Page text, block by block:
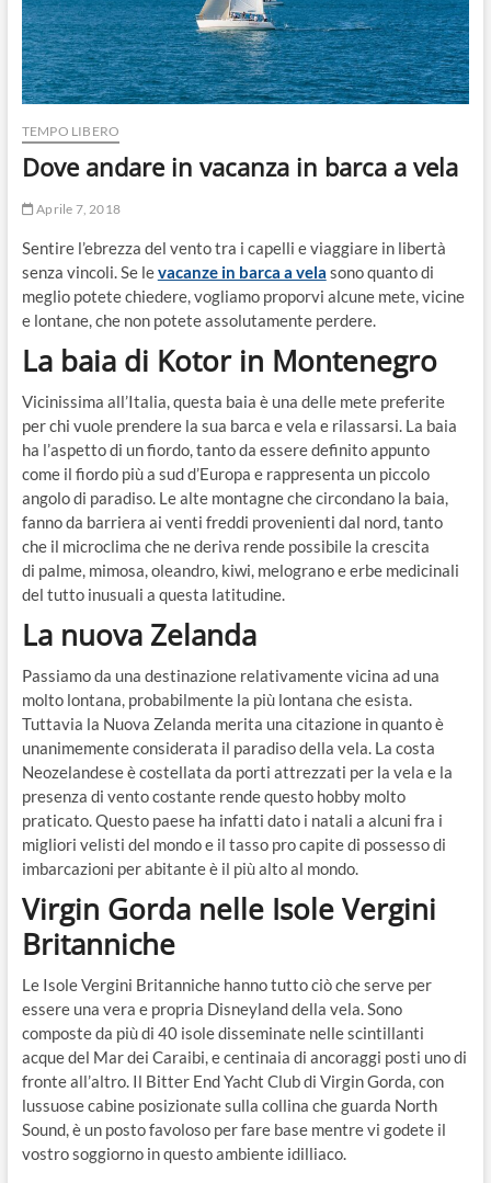
TEMPO LIBERO
Dove andare in vacanza in barca a vela
Aprile 7, 2018
Sentire l’ebrezza del vento tra i capelli e viaggiare in libertà
senza vincoli. Se levacanze in barca a vela sono quanto di
meglio potete chiedere, vogliamo proporvi alcune mete, vicine
e lontane, che non potete assolutamente perdere.
La baia di Kotor in Montenegro
Vicinissima all’Italia, questa baia è una delle mete preferite
per chi vuole prendere la sua barca e vela e rilassarsi. La baia
ha l’aspetto di un fiordo, tanto da essere definito appunto
come il fiordo più a sud d’Europa e rappresenta un piccolo
angolo di paradiso. Le alte montagne che circondano la baia,
fanno da barriera ai venti freddi provenienti dal nord, tanto
che il microclima che ne deriva rende possibile la crescita
di palme, mimosa, oleandro, kiwi, melograno e erbe medicinali
del tutto inusuali a questa latitudine.
La nuova Zelanda
Passiamo da una destinazione relativamente vicina ad una
molto lontana, probabilmente la più lontana che esista.
Tuttavia la Nuova Zelanda merita una citazione in quanto è
unanimemente considerata il paradiso della vela. La costa
Neozelandese è costellata da porti attrezzati per la vela e la
presenza di vento costante rende questo hobby molto
praticato. Questo paese ha infatti dato i natali a alcuni fra i
migliori velisti del mondo e il tasso pro capite di possesso di
imbarcazioni per abitante è il più alto al mondo.
Virgin Gorda nelle Isole Vergini
Britanniche
Le Isole Vergini Britanniche hanno tutto ciò che serve per
essere una vera e propria Disneyland della vela. Sono
composte da più di 40 isole disseminate nelle scintillanti
acque del Mar dei Caraibi, e centinaia di ancoraggi posti uno di
fronte all’altro. Il Bitter End Yacht Club di Virgin Gorda, con
lussuose cabine posizionate sulla collina che guarda North
Sound, è un posto favoloso per fare base mentre vi godete il
vostro soggiorno in questo ambiente idilliaco.